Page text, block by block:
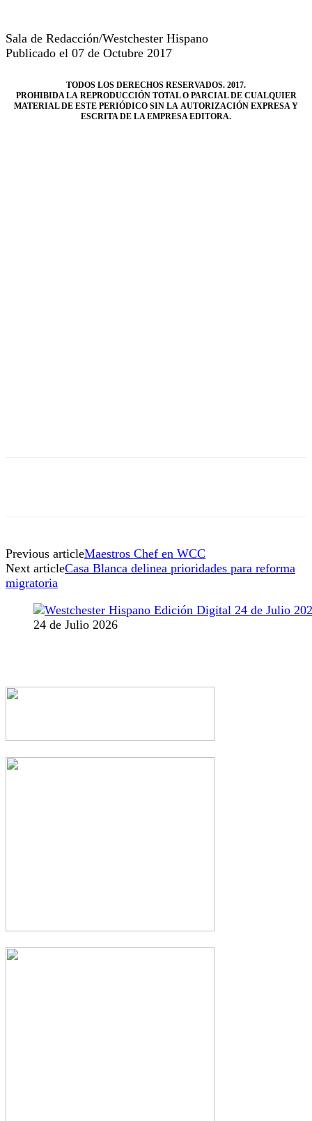
Sala de Redacción/Westchester Hispano
Publicado el 07 de Octubre 2017
TODOS LOS DERECHOS RESERVADOS. 2017.
PROHIBIDA LA REPRODUCCIÓN TOTAL O PARCIAL DE CUALQUIER
MATERIAL DE ESTE PERIÓDICO SIN LA AUTORIZACIÓN EXPRESA Y
ESCRITA DE LA EMPRESA EDITORA.
Previous articleMaestros Chef en WCC
Next articleCasa Blanca delinea prioridades para reforma
migratoria
24 de Julio 2026